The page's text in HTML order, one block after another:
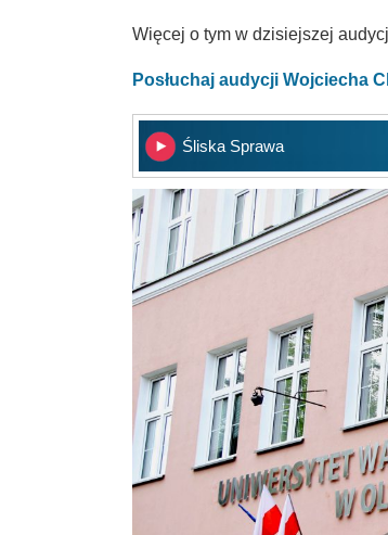
Więcej o tym w dzisiejszej
Posłuchaj audycji Wojciecha
Śliska Sprawa